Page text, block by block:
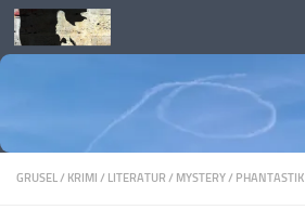
Skip to content
GRUSEL/ KRIMI / LITERATUR / MYSTERY/ PHANTASTIK